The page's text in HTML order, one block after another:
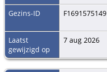
Gezins-ID
F1691575149
Laatst
gewijzigd op
7 aug 2026